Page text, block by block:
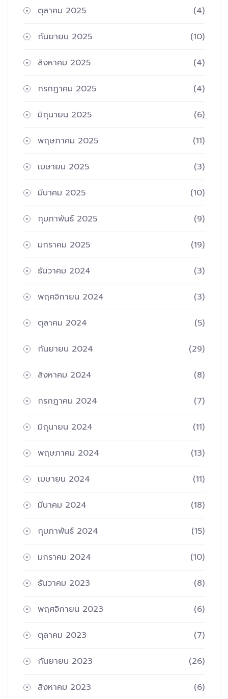
ตุลาคม 2025 (4)
กันยายน 2025 (10)
สิงหาคม 2025 (4)
กรกฎาคม 2025 (4)
มิถุนายน 2025 (6)
พฤษภาคม 2025 (11)
เมษายน 2025 (3)
มีนาคม 2025 (10)
กุมภาพันธ์ 2025 (9)
มกราคม 2025 (19)
ธันวาคม 2024 (3)
พฤศจิกายน 2024 (3)
ตุลาคม 2024 (5)
กันยายน 2024 (29)
สิงหาคม 2024 (8)
กรกฎาคม 2024 (7)
มิถุนายน 2024 (11)
พฤษภาคม 2024 (13)
เมษายน 2024 (11)
มีนาคม 2024 (18)
กุมภาพันธ์ 2024 (15)
มกราคม 2024 (10)
ธันวาคม 2023 (8)
พฤศจิกายน 2023 (6)
ตุลาคม 2023 (7)
กันยายน 2023 (26)
สิงหาคม 2023 (6)